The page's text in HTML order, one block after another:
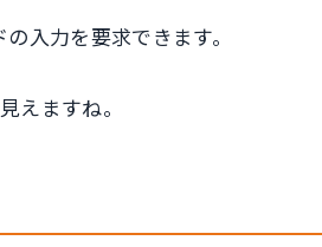
入力を要求できます。
えますね。